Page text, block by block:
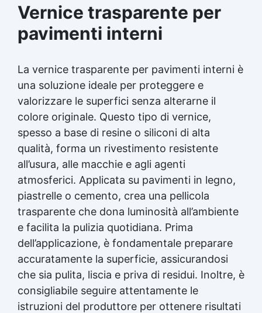
Vernice trasparente per
pavimenti interni
La vernice trasparente per pavimenti interni è
una soluzione ideale per proteggere e
valorizzare le superfici senza alterarne il
colore originale. Questo tipo di vernice,
spesso a base di resine o siliconi di alta
qualità, forma un rivestimento resistente
all’usura, alle macchie e agli agenti
atmosferici. Applicata su pavimenti in legno,
piastrelle o cemento, crea una pellicola
trasparente che dona luminosità all’ambiente
e facilita la pulizia quotidiana. Prima
dell’applicazione, è fondamentale preparare
accuratamente la superficie, assicurandosi
che sia pulita, liscia e priva di residui. Inoltre, è
consigliabile seguire attentamente le
istruzioni del produttore per ottenere risultati